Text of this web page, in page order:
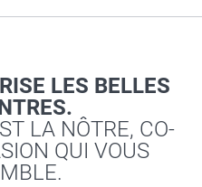
LES BELLES
LA NÔTRE, CO-
QUI VOUS